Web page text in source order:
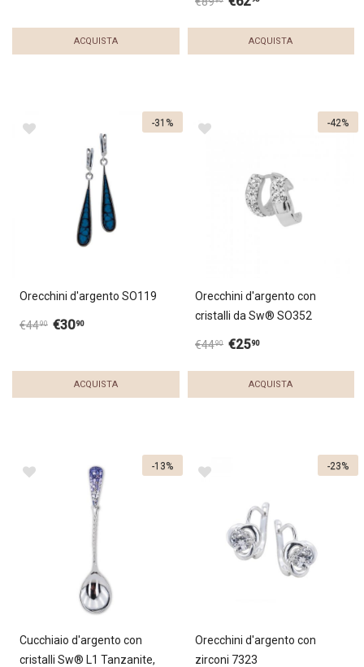
ACQUISTA ACQUISTA
Orecchini d'argento SO119
€4490 €3090
ACQUISTA
-31%
Orecchini d'argento con
cristalli da Sw® SO352
€4490 €2590
ACQUISTA
-42%
Cucchiaio d'argento con
cristalli Sw® L1 Tanzanite,
-13%
Orecchini d'argento con
zirconi 7323
-23%